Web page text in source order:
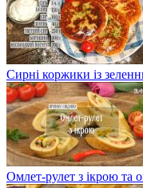
Сирні коржики із
Омлет-рулет з ікрою та